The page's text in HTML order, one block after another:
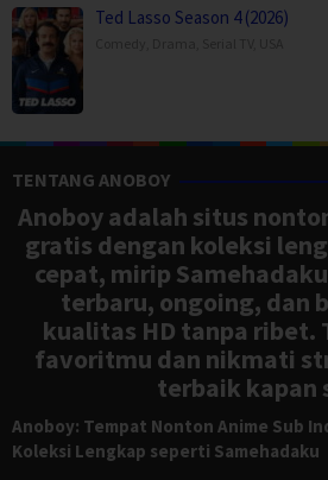
Ted Lasso Season 4 (2026)
TENTANG ANOBOY
Anoboy adalah situs
gratis dengan koleksi
cepat, mirip
terbaru, ongoing, dan
kualitas HD tanpa ribet.
favoritmu dan nikmati
terbaik kapan
Anoboy: Tempat Nonton Anime Sub
Koleksi Lengkap seperti Samehadaku